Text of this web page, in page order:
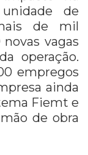
de
de mil
vagas
operação.
empregos
ainda
Fiemt e
de obra